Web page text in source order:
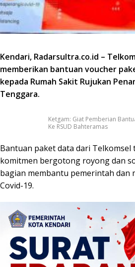
Kendari, Radarsultra.co.id –
memberikan bantuan voucher
kepada Rumah Sakit Rujukan
Tenggara.
Ketgam: Giat Pemberian
Ke RSUD Bahteramas
Bantuan paket data dari
komitmen bergotong royong dan
bagian membantu pemerintah dan
Covid-19.